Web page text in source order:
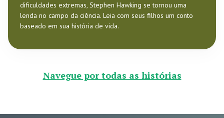
dificuldades extremas, Stephen Hawking se tornou uma
lenda no campo da ciência. Leia com seus filhos um conto
baseado em sua história de vida.
Navegue por todas as histórias